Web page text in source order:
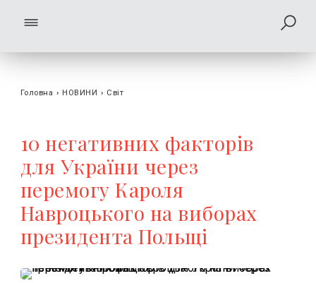
Головна › НОВИНИ › Світ
10 негативних факторів
для України через
перемогу Кароля
Навроцького на виборах
президента Польщі